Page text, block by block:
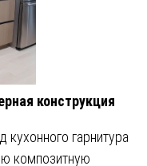
конструкция
гарнитура
композитную